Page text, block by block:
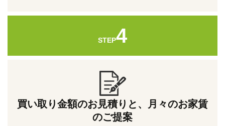
STEP4
買い取り金額のお見積りと、月々のお家賃
のご提案